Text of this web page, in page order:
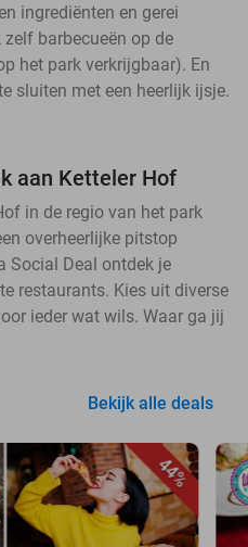
ingrediënten en gerei
barbecueën op de
het park verkrijgbaar). En
sluiten met een heerlijk ijsje.
aan Ketteler Hof
in de regio van het park
overheerlijke pitstop
Social Deal ontdek je
restaurants. Kies uit diverse
ieder wat wils. Waar ga jij
Bekijk alle deals
44%